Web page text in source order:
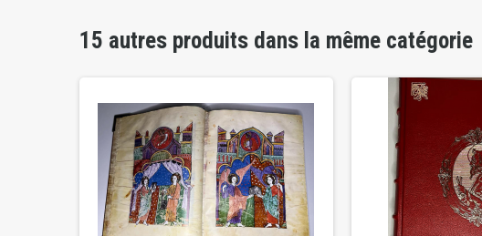
15 autres produits dans la même catégorie